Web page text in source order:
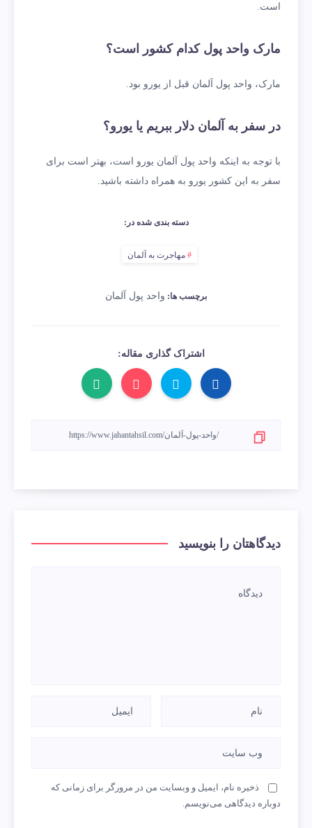
است.
مارک واحد پول کدام کشور است؟
مارک، واحد پول آلمان قبل از یورو بود.
در سفر به آلمان دلار ببریم یا یورو؟
با توجه به اینکه واحد پول آلمان یورو است، بهتر است برای
سفر به این کشور یورو به همراه داشته باشید.
دسته بندی شده در:
مهاجرت به آلمان
برچسب ها: واحد پول آلمان
اشتراک گذاری مقاله:
دیدگاهتان را بنویسید
ذخیره نام، ایمیل و وبسایت من در مرورگر برای زمانی که
دوباره دیدگاهی می‌نویسم.